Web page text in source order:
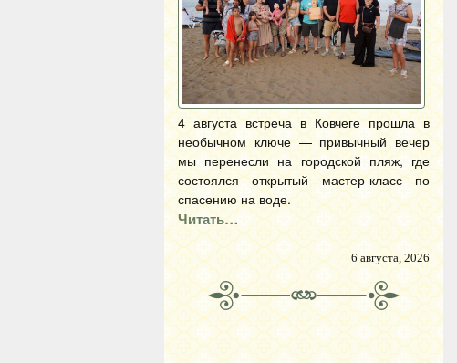
4 августа встреча в Ковчеге прошла в
необычном ключе — привычный вечер
мы перенесли на городской пляж, где
состоялся открытый мастер-класс по
спасению на воде.
Читать…
6 августа, 2026